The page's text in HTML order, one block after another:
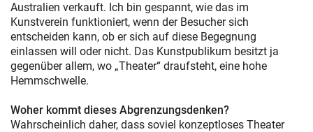
Australien verkauft. Ich bin gespannt, wie das im
Kunstverein funktioniert, wenn der Besucher sich
entscheiden kann, ob er sich auf diese Begegnung
einlassen will oder nicht. Das Kunstpublikum besitzt ja
gegenüber allem, wo „Theater“ draufsteht, eine hohe
Hemmschwelle.
Woher kommt dieses Abgrenzungsdenken?
Wahrscheinlich daher, dass soviel konzeptloses Theater